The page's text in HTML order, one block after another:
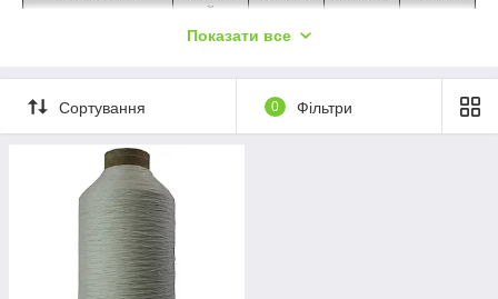
й
діаметр
ня
ь
одному
не
в
сухому
Текс Деньє
текс*2
210/9
В даному розділі нитка продається в
роздріб (поштучно, побобинно) за ціною
за 1 бобіну (штуку).
Показати все
Сортування 0 Фільтри